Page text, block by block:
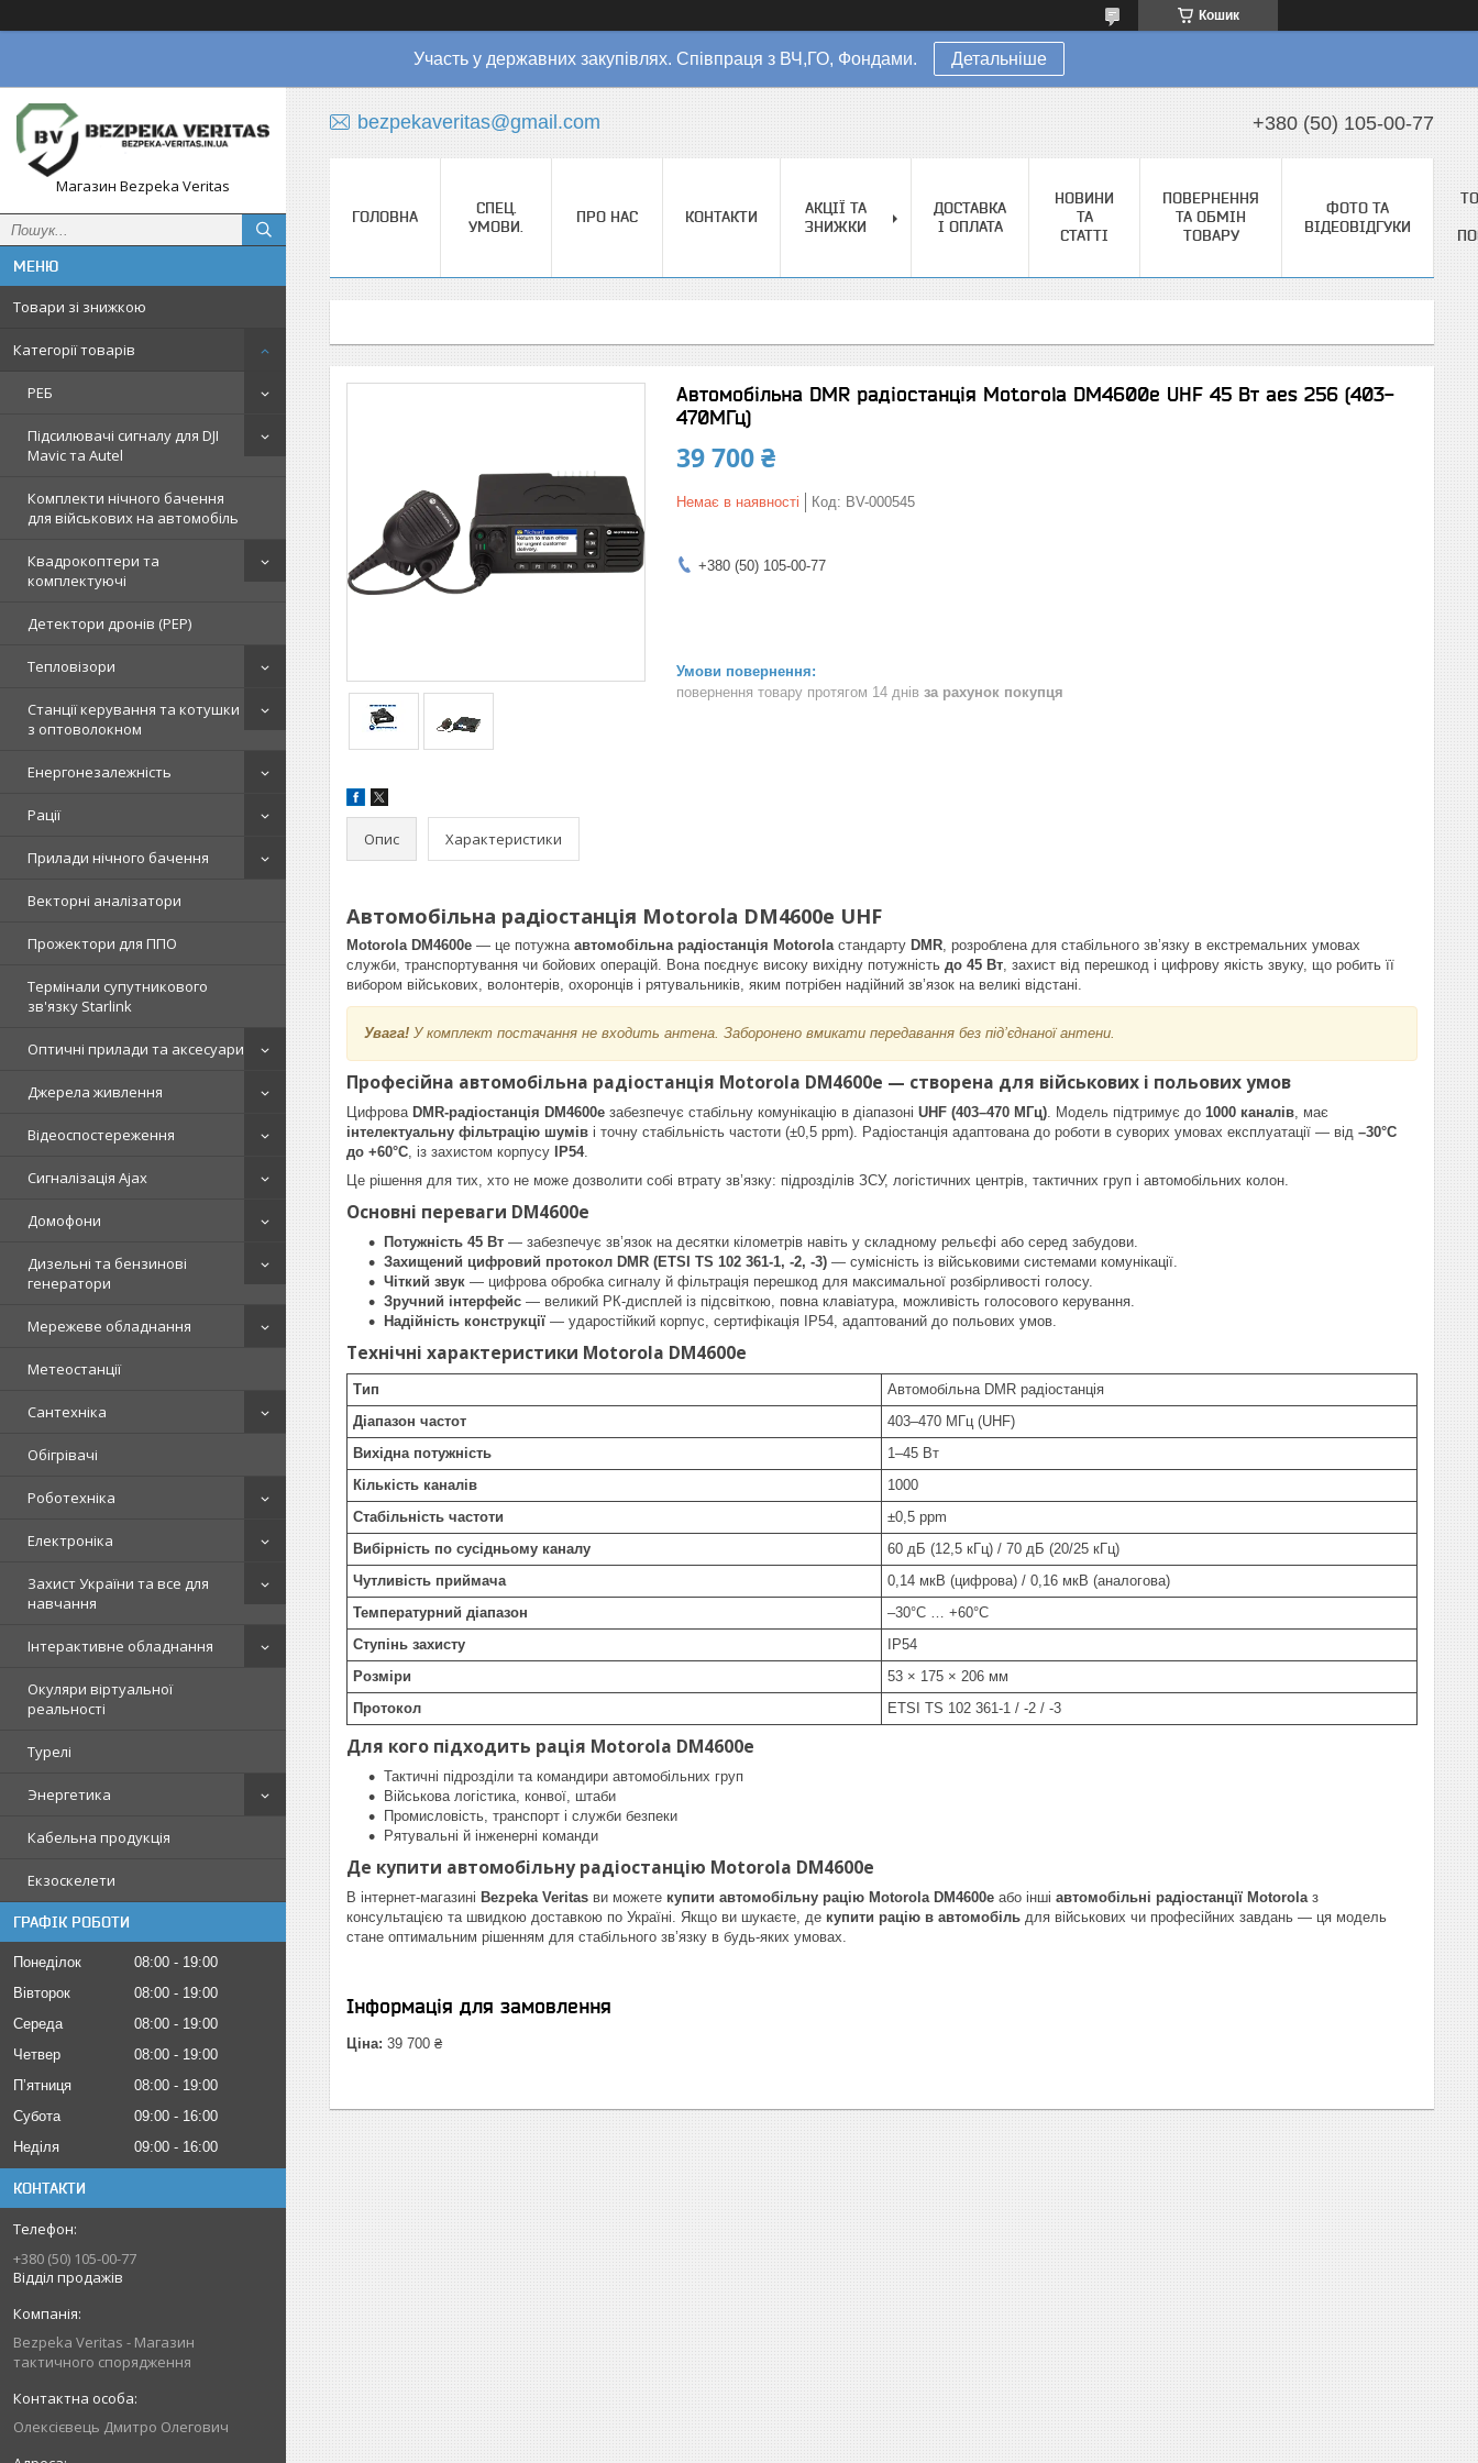
Кошик
Участь у державних закупівлях. Співпраця з ВЧ,ГО, Фондами. Детальніше
Магазин Bezpeka Veritas
Товари зі знижкою
Категорії товарів
РЕБ
Підсилювачі сигналу для DJI
Mavic та Autel
Комплекти нічного бачення
для військових на автомобіль
Квадрокоптери та
комплектуючі
Детектори дронів (РЕР)
Тепловізори
Станції керування та котушки
з оптоволокном
Енергонезалежність
Рації
Прилади нічного бачення
Векторні аналізатори
Прожектори для ППО
Термінали супутникового
зв'язку Starlink
Оптичні прилади та аксесуари
Джерела живлення
Відеоспостереження
Сигналізація Ajax
Домофони
Дизельні та бензинові
генератори
Мережеве обладнання
Метеостанції
Сантехніка
Обігрівачі
Роботехніка
Електроніка
Захист України та все для
навчання
Інтерактивне обладнання
Окуляри віртуальної
реальності
Турелі
Энергетика
Кабельна продукція
Екзоскелети
ГРАФІК РОБОТИ
Понеділок 08:00
19:00
Вівторок
08:00
19:00
Середа
08:00
19:00
Четвер
08:00
19:00
Пʼятниця
08:00
19:00
Субота
09:00
16:00
Неділя
09:00 16:00
КОНТАКТИ
+380 (50) 105-00-77
Відділ продажів
Bezpeka Veritas - Магазин
тактичного спорядження
Олексієвець Дмитро Олегович
bezpekaveritas@gmail.com +380 (50) 105-00-77
ГОЛОВНА
СПЕЦ.
УМОВИ.
ПРО НАС КОНТАКТИ
АКЦІЇ ТА
ЗНИЖКИ
ДОСТАВКА
І ОПЛАТА
НОВИНИ
ТА
СТАТТІ
ПОВЕРНЕННЯ
ТА ОБМІН
ТОВАРУ
ФОТО ТА
ВІДЕОВІДГУКИ
Автомобільна DMR радіостанція Motorola DM4600e UHF 45 Вт aes 256 (403-
470МГц)
39 700 ₴
Немає в наявності Код: BV-000545
+380 (50) 105-00-77
повернення товару протягом 14 днів за рахунок покупця
Опис Характеристики
Автомобільна радіостанція Motorola DM4600e UHF
Motorola DM4600e — це потужна автомобільна радіостанція Motorolaстандарту DMR, розроблена для стабільного зв’язку в екстремальних умовах
служби, транспортування чи бойових операцій. Вона поєднує високу вихідну потужність до 45 Вт, захист від перешкод і цифрову якість звуку, що робить її
вибором військових, волонтерів, охоронців і рятувальників, яким потрібен надійний зв’язок на великі відстані.
Увага! У комплект постачання не входить антена. Заборонено вмикати передавання без під’єднаної антени.
Професійна автомобільна радіостанція Motorola DM4600e — створена для військових і польових умов
Цифрова DMR-радіостанція DM4600e забезпечує стабільну комунікацію в діапазоні UHF (403–470 МГц). Модель підтримує до 1000 каналів, має
інтелектуальну фільтрацію шумів і точну стабільність частоти (±0,5 ppm). Радіостанція адаптована до роботи в суворих умовах експлуатації — від –30°C
до +60°C, із захистом корпусу IP54.
Це рішення для тих, хто не може дозволити собі втрату зв’язку: підрозділів ЗСУ, логістичних центрів, тактичних груп і автомобільних колон.
Основні переваги DM4600e
Потужність 45 Вт — забезпечує зв’язок на десятки кілометрів навіть у складному рельєфі або серед забудови.
Захищений цифровий протокол DMR (ETSI TS 102 361-1, -2, -3) — сумісність із військовими системами комунікації.
Чіткий звук — цифрова обробка сигналу й фільтрація перешкод для максимальної розбірливості голосу.
Зручний інтерфейс — великий РК-дисплей із підсвіткою, повна клавіатура, можливість голосового керування.
Надійність конструкції — ударостійкий корпус, сертифікація IP54, адаптований до польових умов.
Технічні характеристики Motorola DM4600e
Тип
Автомобільна DMR радіостанція
Діапазон частот
403–470 МГц (UHF)
Вихідна потужність
1–45 Вт
Кількість каналів
1000
Стабільність частоти
±0,5 ppm
Вибірність по сусідньому каналу
60 дБ (12,5 кГц) / 70 дБ (20/25 кГц)
Чутливість приймача
0,14 мкВ (цифрова) / 0,16 мкВ (аналогова)
Температурний діапазон
–30°C … +60°C
Ступінь захисту
IP54
Розміри
53 × 175 × 206 мм
Протокол
ETSI TS 102 361-1 / -2 / -3
Для кого підходить рація Motorola DM4600e
Тактичні підрозділи та командири автомобільних груп
Військова логістика, конвої, штаби
Промисловість, транспорт і служби безпеки
Рятувальні й інженерні команди
Де купити автомобільну радіостанцію Motorola DM4600e
В інтернет-магазині Bezpeka Veritas ви можете купити автомобільну рацію Motorola DM4600e або інші автомобільні радіостанції Motorolaз
консультацією та швидкою доставкою по Україні. Якщо ви шукаєте, де купити рацію в автомобіль для військових чи професійних завдань — ця модель
стане оптимальним рішенням для стабільного зв’язку в будь-яких умовах.
Інформація для замовлення
Ціна: 39 700 ₴